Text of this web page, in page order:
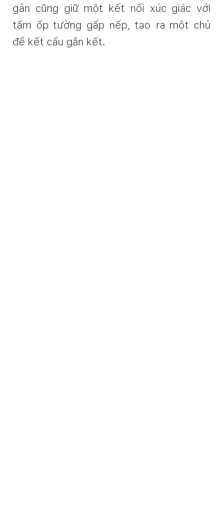
gân cũng giữ một kết nối xúc giác với
tấm ốp tường gấp nếp, tạo ra một chủ
đề kết cấu gắn kết.